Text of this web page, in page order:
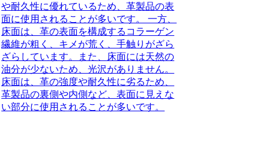
や耐久性に優れているため、革製品の表
面に使用されることが多いです。 一方、
床面は、革の表面を構成するコラーゲン
繊維が粗く、キメが荒く、手触りがざら
ざらしています。また、床面には天然の
油分が少ないため、光沢がありません。
床面は、革の強度や耐久性に劣るため、
革製品の裏側や内側など、表面に見えな
い部分に使用されることが多いです。